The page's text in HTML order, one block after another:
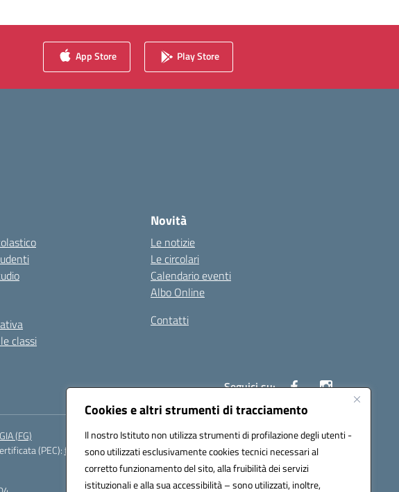
Cookies e altri strumenti di tracciamento
Il nostro Istituto non utilizza strumenti di profilazione degli utenti -
sono utilizzati esclusivamente cookies tecnici necessari al
corretto funzionamento del sito, alla fruibilità dei servizi
istituzionali e alla sua accessibilità – sono utilizzati, inoltre,
App Store Play Store
classi
Novità
Le notizie
Le circolari
Calendario eventi
Albo Online
Contatti
Seguici su:
(FG)
(PEC):fgps040004@pec.istruzione.it